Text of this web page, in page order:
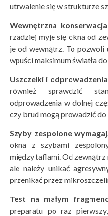
utrwalenie się w strukturze
Wewnętrzna konserwacja
rzadziej myje się okna od
je od wewnątrz. To pozwoli
wpuści maksimum światła
Uszczelki i odprowadzenia
również sprawdzić
odprowadzenia w dolnej
czy brud mogą prowadzić
Szyby zespolone
okna z szybami
między taflami. Od zewnątrz
ale należy unikać
przenikać przez
Test na małym
preparatu po raz